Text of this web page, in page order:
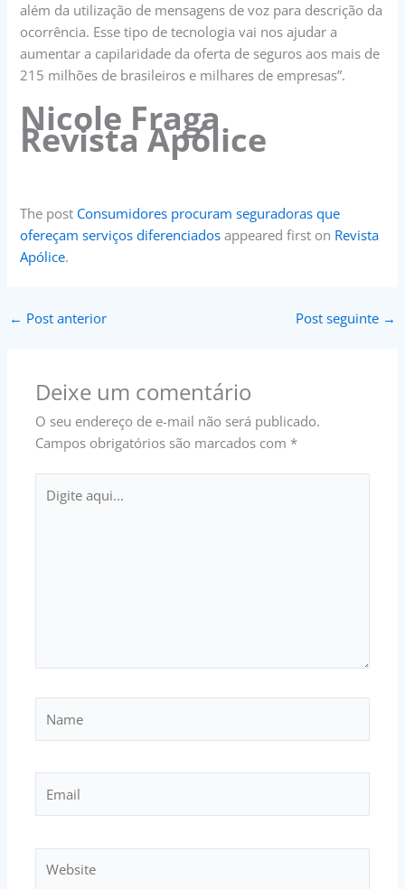
além da utilização de mensagens de voz para descrição da
ocorrência. Esse tipo de tecnologia vai nos ajudar a
aumentar a capilaridade da oferta de seguros aos mais de
215 milhões de brasileiros e milhares de empresas”.
Nicole Fraga
Revista Apólice
The post Consumidores procuram seguradoras que
ofereçam serviços diferenciados appeared first on Revista
Apólice.
← Post anterior Post seguinte →
Deixe um comentário
O seu endereço de e-mail não será publicado.
Campos obrigatórios são marcados com *
aqui...